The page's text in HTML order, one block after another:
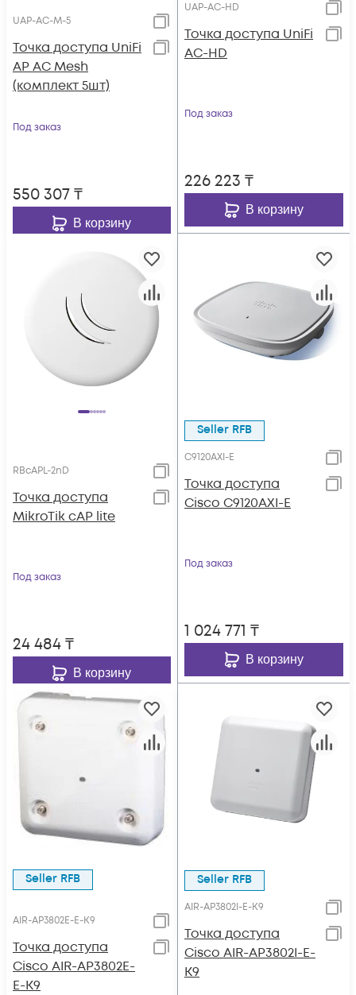
UAP-AC-M-5
Toчка доступа UniFi
AP AC Mesh
(комплект 5шт)
Под заказ
550 307₸
В корзину
UAP-AC-HD
Toчка доступа UniFi
AC-HD
Под заказ
226 223 ₸
В корзину
RBcAPL-2nD
Точка доступа
MikroTik cAP lite
Под заказ
24 484₸
В корзину
Seller RFB
C9120AXI-E
Точка доступа
Cisco C9120AXI-E
Под заказ
1 024 771 ₸
В корзину
Seller RFB
AIR-AP3802E-E-K9
Точка доступа
Cisco AIR-AP3802E-
E-K9
Seller RFB
AIR-AP3802I-E-K9
Точка доступа
Cisco AIR-AP3802I-E-
K9